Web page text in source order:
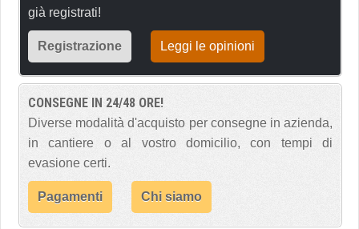
già registrati!
Registrazione Leggi le opinioni
CONSEGNE IN 24/48 ORE!
Diverse modalità d'acquisto per consegne in azienda,
in cantiere o al vostro domicilio, con tempi di
evasione certi.
Pagamenti Chi siamo